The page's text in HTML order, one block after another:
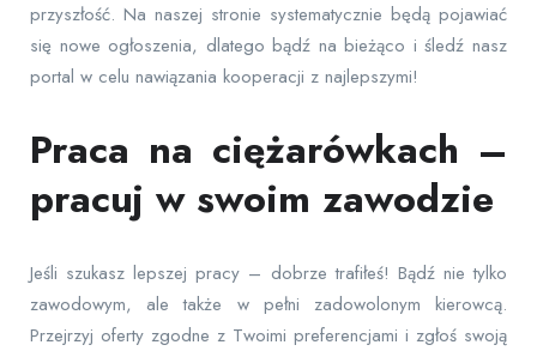
przyszłość. Na naszej stronie systematycznie będą pojawiać
się nowe ogłoszenia, dlatego bądź na bieżąco i śledź nasz
portal w celu nawiązania kooperacji z najlepszymi!
Praca na ciężarówkach –
pracuj w swoim zawodzie
Jeśli szukasz lepszej pracy – dobrze trafiłeś! Bądź nie tylko
zawodowym, ale także w pełni zadowolonym kierowcą.
Przejrzyj oferty zgodne z Twoimi preferencjami i zgłoś swoją